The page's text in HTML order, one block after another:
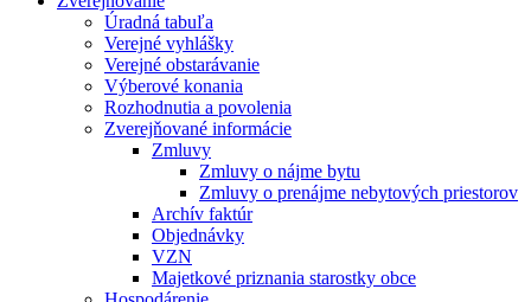
Úradná tabuľa
Verejné vyhlášky
Verejné obstarávanie
Výberové konania
Rozhodnutia a povolenia
Zverejňované informácie
Zmluvy
Zmluvy o nájme bytu
Zmluvy o prenájme nebytových priestorov
Archív faktúr
Objednávky
VZN
Majetkové priznania starostky obce